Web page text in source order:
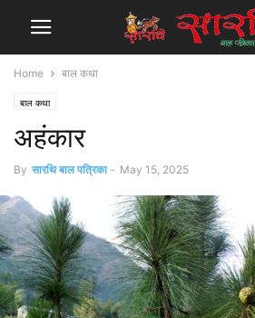
Home बाल कथा
बाल कथा
अहंकार
By सारथि बाल पत्रिका - May 15, 2025